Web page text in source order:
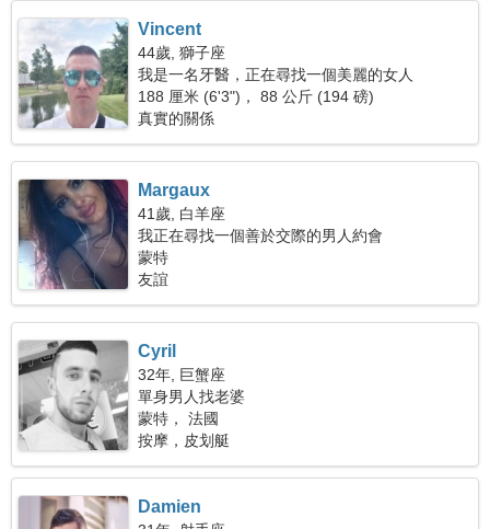
Vincent
44歲, 獅子座
我是一名牙醫，正在尋找一個美麗的女人
188 厘米 (6'3")， 88 公斤 (194 磅)
真實的關係
Margaux
41歲, 白羊座
我正在尋找一個善於交際的男人約會
蒙特
友誼
Cyril
32年, 巨蟹座
單身男人找老婆
蒙特， 法國
按摩，皮划艇
Damien